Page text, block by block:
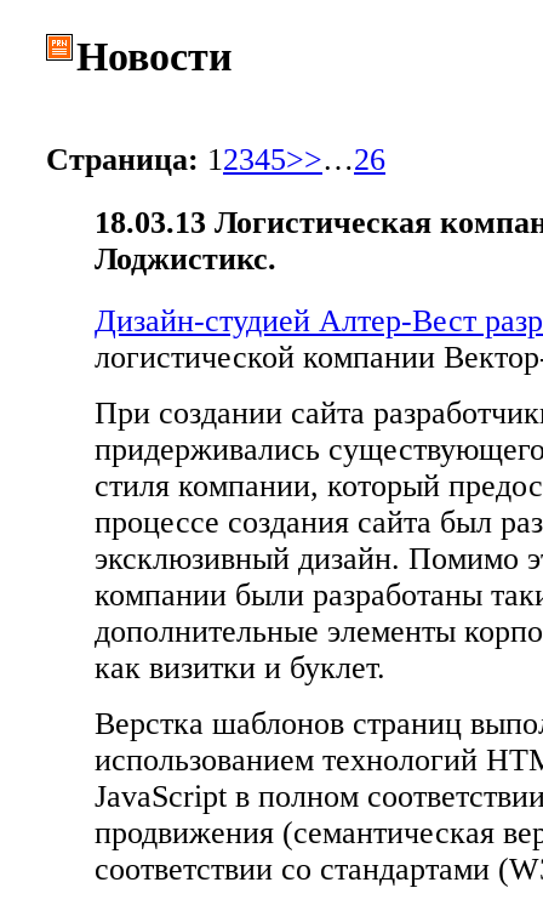
Новости
Страница: 12345>>…26
18.03.13 Логистическая
Лоджистикс.
Дизайн-студией Алтер-Вест
логистической компании
При создании сайта
придерживались
стиля компании, который
процессе создания сайта был
эксклюзивный дизайн. Помимо
компании были разработаны
дополнительные элементы
как визитки и буклет.
Верстка шаблонов страниц
использованием технологий
JavaScript в полном
продвижения (семантическая
соответствии со стандартами